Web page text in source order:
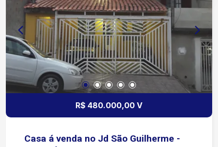
R$ 480.000,00 V
Casa á venda no Jd São Guilherme -